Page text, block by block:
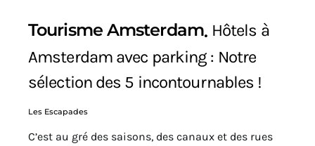
Tourisme Amsterdam Hôtels à
Amsterdam avec parking : Notre
sélection des 5 incontournables !
Les Escapades
C’est au gré des saisons, des canaux et des rues